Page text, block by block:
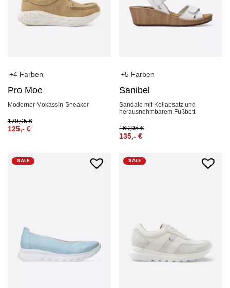
+4 Farben
Pro Moc
Moderner Mokassin-Sneaker
179,95€
125,- €
+5 Farben
Sanibel
Sandale mit Keilabsatz und
herausnehmbarem Fußbett
169,95€
135,-€
SALE SALE